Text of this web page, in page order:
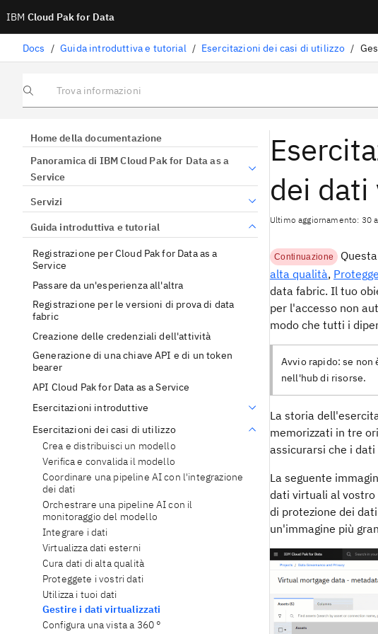
IBM Cloud Pak for Data
Docs / Guida introduttiva e tutorial / Esercitazioni dei casi di utilizzo /
Trova informazioni
Home della documentazione
Panoramica di IBM Cloud Pak for Data as a
Service
Servizi
Guida introduttiva e tutorial
Registrazione per Cloud Pak for Data as a
Service
Passare da un'esperienza all'altra
Registrazione per le versioni di prova di data
fabric
Creazione delle credenziali dell'attività
Generazione di una chiave API e di un token
bearer
API Cloud Pak for Data as a Service
Esercitazioni introduttive
Esercitazioni dei casi di utilizzo
Crea e distribuisci un modello
Verifica e convalida il modello
Coordinare una pipeline AI con l'integrazione
dei dati
Orchestrare una pipeline AI con il
monitoraggio del modello
Integrare i dati
Virtualizza dati esterni
Cura dati di alta qualità
Proteggete i vostri dati
Utilizza i tuoi dati
Gestire i dati virtualizzati
Configura una vista a 360 °
dei
Ultimo aggiornamento: 30
Continuazione
alta qualità,
data fabric. Il tuo
per l'accesso non
modo che tutti i
Avvio rapido: se non
nell'hub di risorse.
La storia
memorizzati in tre
assicurarsi che i
La seguente
dati virtuali al vostro
di protezione dei
un'immagine più